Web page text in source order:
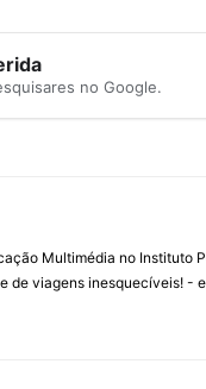
no Google.
Multimédia no Instituto
de viagens inesquecíveis! -